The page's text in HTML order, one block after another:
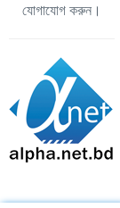
যোগাযোগ করুন।